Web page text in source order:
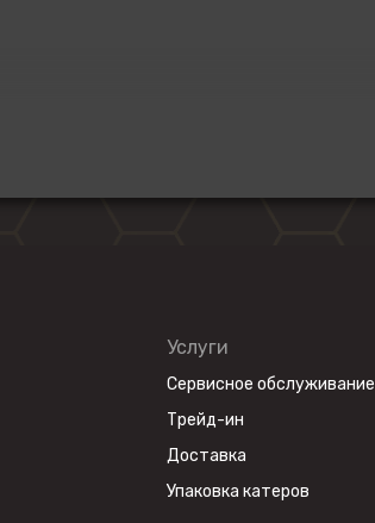
Услуги
Сервисное обслуживание
Трейд-ин
Доставка
Упаковка катеров